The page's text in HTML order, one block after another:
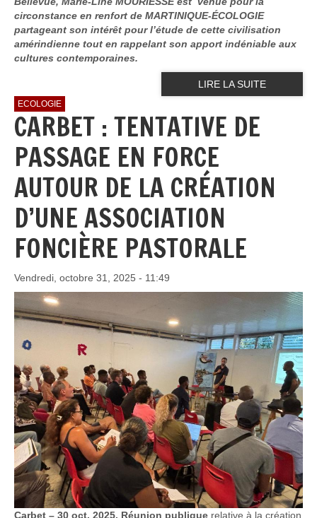
circonstance en renfort de MARTINIQUE-ÉCOLOGIE
partageant son intérêt pour l’étude de cette civilisation
amérindienne tout en rappelant son apport indéniable aux
cultures contemporaines.
LIRE LA SUITE
ECOLOGIE
CARBET : TENTATIVE DE
PASSAGE EN FORCE
AUTOUR DE LA CRÉATION
D’UNE ASSOCIATION
FONCIÈRE PASTORALE
Vendredi, octobre 31, 2025 - 11:49
Carbet – 30 oct. 2025. Réunion publique relative à la création